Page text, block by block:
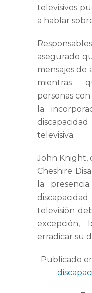
televisivos
a hablar
asegurado
mensajes de
mientras
personas
la
televisiva.
John Knight,
Cheshire
la
televisión
erradicar su
Publicado